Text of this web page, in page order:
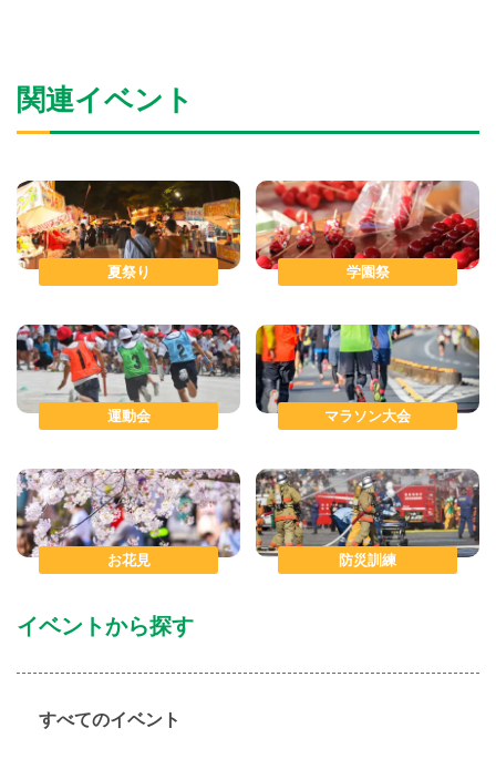
イベントから探す
すべてのイベント
関連イベント
夏祭り 学園祭
運動会 マラソン大会
お花見 防災訓練